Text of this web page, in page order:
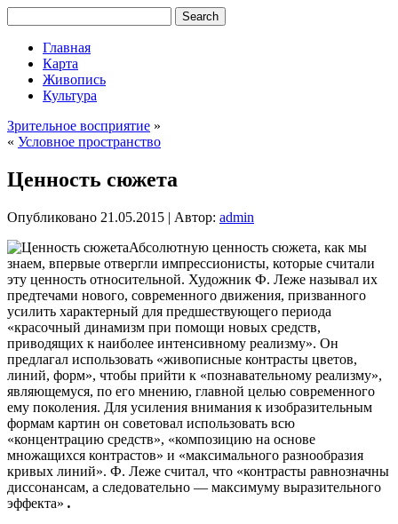
Главная
Карта
Живопись
Культура
Зрительное восприятие »
« Условное пространство
Ценность сюжета
Опубликовано 21.05.2015 | Автор: admin
Абсолютную ценность сюжета, как мы
знаем, впервые отвергли импрессионисты, которые считали
эту ценность относительной. Художник Ф. Леже называл их
предтечами нового, современного движения, призванного
усилить характерный для предшествующего периода
«красочный динамизм при помощи новых средств,
приводящих к наиболее интенсивному реализму». Он
предлагал использовать «живописные контрасты цветов,
линий, форм», чтобы прийти к «познавательному реализму»,
являющемуся, по его мнению, главной целью современного
ему поколения. Для усиления внимания к изобразительным
формам картин он советовал использовать всю
«концентрацию средств», «композицию на основе
множащихся контрастов» и «максимального разнообразия
кривых линий». Ф. Леже считал, что «контрасты равнозначны
диссонансам, а следовательно — максимуму выразительного
эффекта» .